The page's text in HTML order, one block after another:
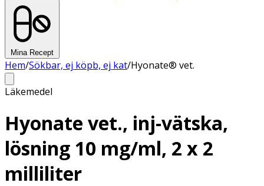
Mina Recept
Hem/Sökbar, ej köpb, ej kat/Hyonate® vet.
Läkemedel
Hyonate vet., inj-vätska,
lösning 10 mg/ml, 2 x 2
milliliter